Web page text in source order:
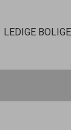
LEDIGE